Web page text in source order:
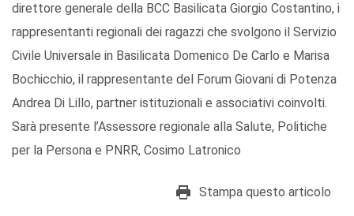
direttore generale della BCC Basilicata Giorgio Costantino, i
rappresentanti regionali dei ragazzi che svolgono il Servizio
Civile Universale in Basilicata Domenico De Carlo e Marisa
Bochicchio, il rappresentante del Forum Giovani di Potenza
Andrea Di Lillo, partner istituzionali e associativi coinvolti.
Sarà presente l’Assessore regionale alla Salute, Politiche
per la Persona e PNRR, Cosimo Latronico
Stampa questo articolo